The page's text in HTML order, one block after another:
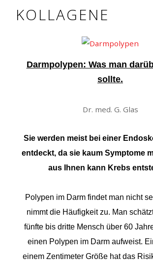
KOLLAGENE
Darmpolypen: Was man
sollte.
Dr. med. G. Glas
Sie werden meist bei einer
entdeckt, da sie kaum Symptome
aus Ihnen kann Krebs
Polypen im Darm findet man nicht
nimmt die Häufigkeit zu. Man
fünfte bis dritte Mensch über 60
einen Polypen im Darm aufweist.
einem Zentimeter Größe hat das